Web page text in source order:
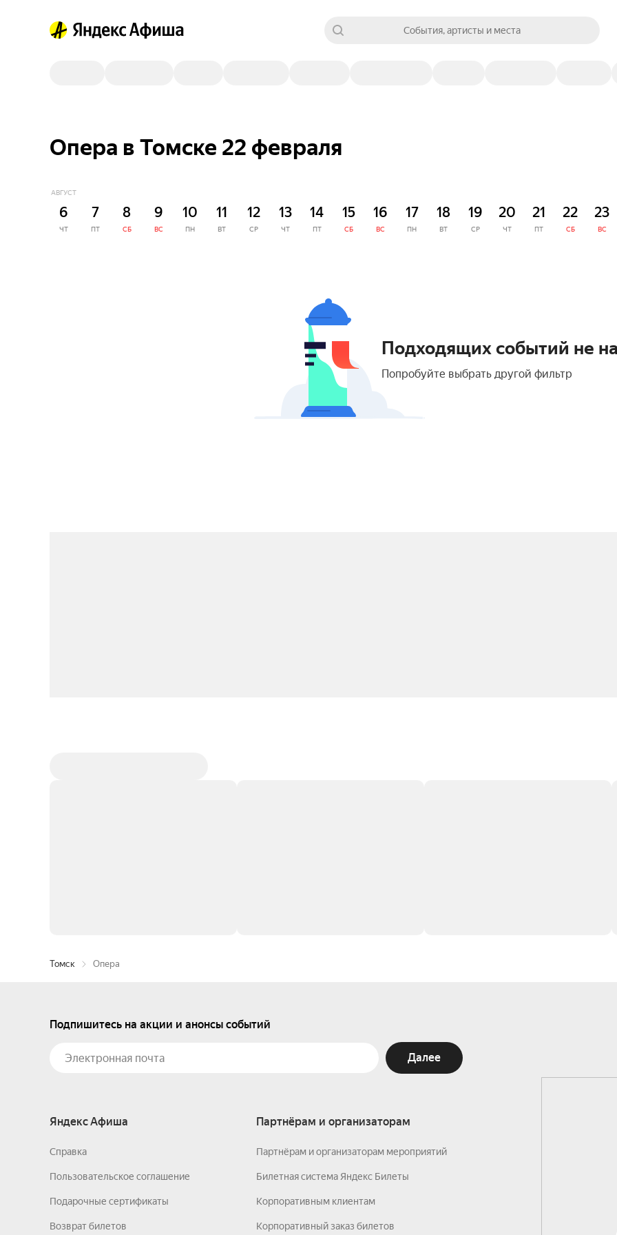
События, артисты и места
Опера в Томске 22 февраля
АВГУСТ
6
ЧТ
7
ПТ
8
СБ
9
ВС
10
ПН
11
ВТ
12
СР
13
ЧТ
14
ПТ
15
СБ
16
ВС
17
ПН
18
ВТ
19
СР
20
ЧТ
21
ПТ
22
СБ
23
ВС
Подходящих событий не
Попробуйте выбрать другой фильтр
Томск Опера
Подпишитесь на акции и анонсы событий
Далее
Яндекс Афиша
Справка
Пользовательское соглашение
Подарочные сертификаты
Возврат билетов
Партнёрам и организаторам
Партнёрам и организаторам мероприятий
Билетная система Яндекс Билеты
Корпоративным клиентам
Корпоративный заказ билетов